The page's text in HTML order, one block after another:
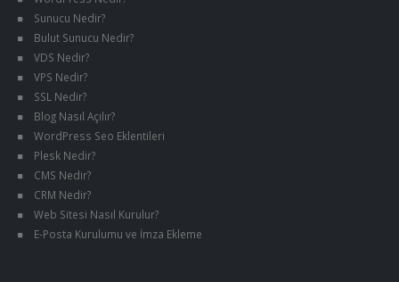
Sunucu Nedir?
Bulut Sunucu Nedir?
VDS Nedir?
VPS Nedir?
SSL Nedir?
Blog Nasıl Açılır?
WordPress Seo Eklentileri
Plesk Nedir?
CMS Nedir?
CRM Nedir?
Web Sitesi Nasıl Kurulur?
E-Posta Kurulumu ve İmza Ekleme